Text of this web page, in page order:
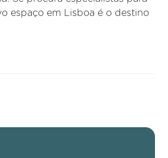
espaço em Lisboa é o destino